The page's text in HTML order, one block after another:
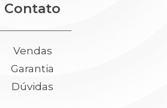
Contato
Vendas
Garantia
Dúvidas